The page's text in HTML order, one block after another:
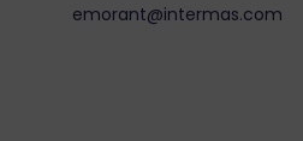
emorant@intermas.com